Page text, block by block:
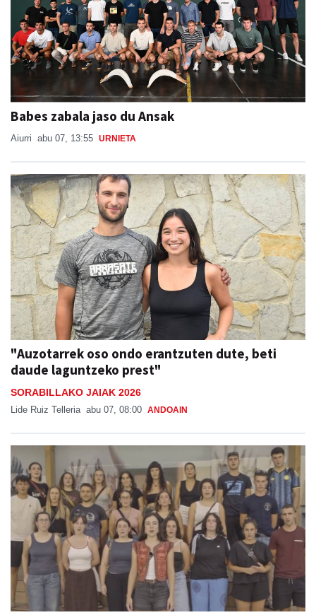
Babes zabala jaso du Ansak
Aiurri abu 07, 13:55 URNIETA
"Auzotarrek oso ondo erantzuten dute, beti
daude laguntzeko prest"
SORABILLAKO JAIAK 2026
Lide Ruiz Telleria abu 07, 08:00 ANDOAIN